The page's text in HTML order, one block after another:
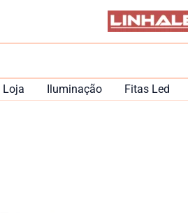
Loja Iluminação Fitas Led